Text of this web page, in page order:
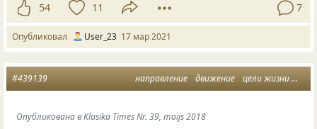
54 11 7
Опубликовал User_23 17 мар 2021
направление движение цели жизни
#439139
Опубликована в Klasika Times Nr. 39, maijs 2018